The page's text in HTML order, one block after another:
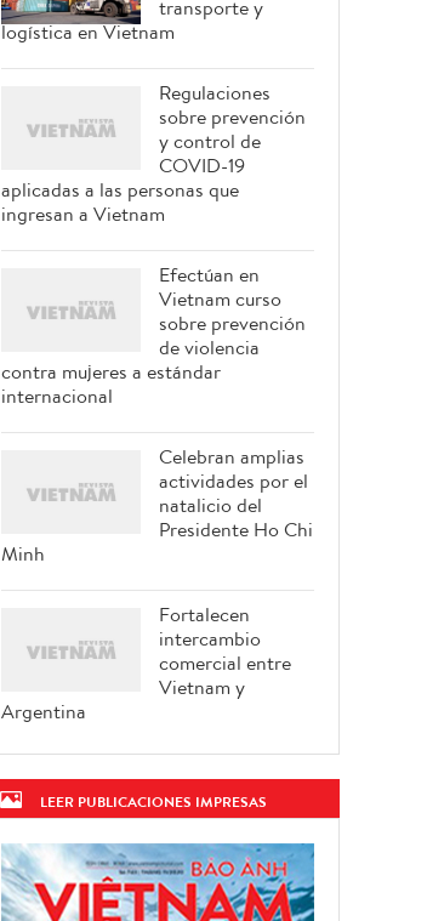
transporte y
logística en Vietnam
Regulaciones
sobre prevención
y control de
COVID-19
aplicadas a las personas que
ingresan a Vietnam
Efectúan en
Vietnam curso
sobre prevención
de violencia
contra mujeres a estándar
internacional
Celebran amplias
actividades por el
natalicio del
Presidente Ho Chi
Minh
Fortalecen
intercambio
comercial entre
Vietnam y
Argentina
LEER PUBLICACIONES IMPRESAS